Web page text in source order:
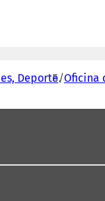
Deporte Oficina